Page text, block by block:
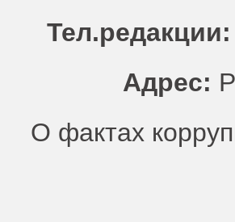
Тел.редакции:
Адрес:
О фактах